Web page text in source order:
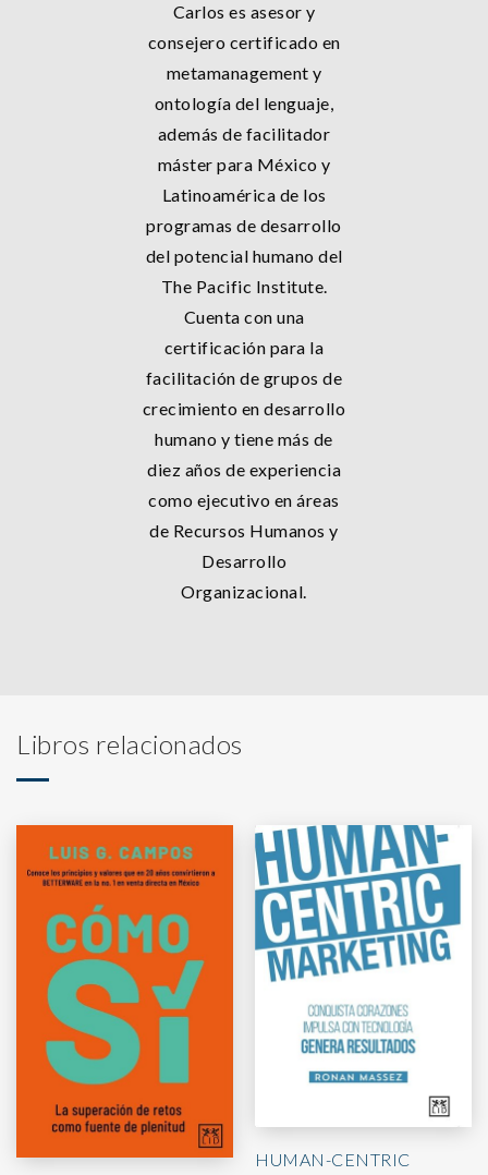
Carlos es asesor y
consejero certificado en
metamanagement y
ontología del lenguaje,
además de facilitador
máster para México y
Latinoamérica de los
programas de desarrollo
del potencial humano del
The Pacific Institute.
Cuenta con una
certificación para la
facilitación de grupos de
crecimiento en desarrollo
humano y tiene más de
diez años de experiencia
como ejecutivo en áreas
de Recursos Humanos y
Desarrollo
Organizacional.
Libros relacionados
HUMAN-CENTRIC